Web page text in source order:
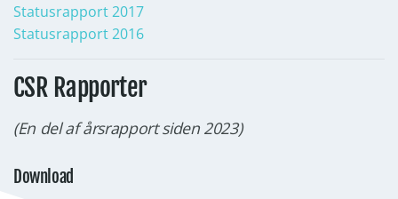
Statusrapport 2017
Statusrapport 2016
CSR Rapporter
(En del af årsrapport siden 2023)
Download